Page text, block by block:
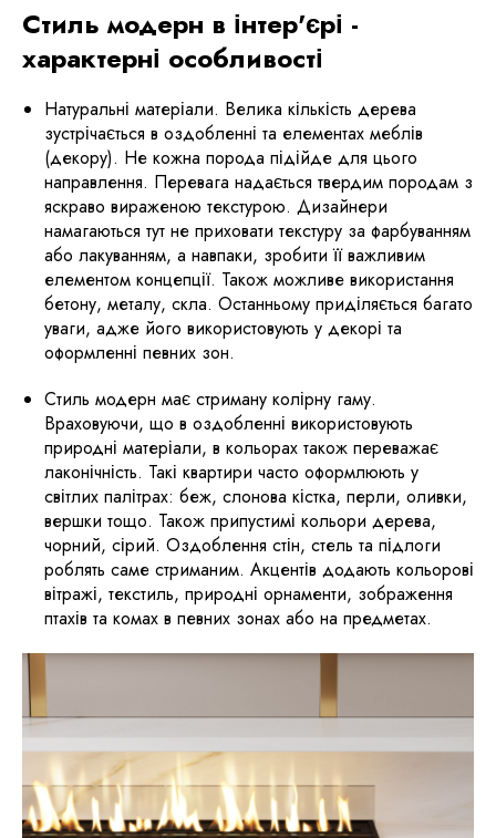
Стиль модерн в інтер'єрі -
характерні особливості
Натуральні матеріали. Велика кількість дерева
зустрічається в оздобленні та елементах меблів
(декору). Не кожна порода підійде для цього
направлення. Перевага надається твердим породам з
яскраво вираженою текстурою. Дизайнери
намагаються тут не приховати текстуру за фарбуванням
або лакуванням, а навпаки, зробити її важливим
елементом концепції. Також можливе використання
бетону, металу, скла. Останньому приділяється багато
уваги, адже його використовують у декорі та
оформленні певних зон.
Стиль модерн має стриману колірну гаму.
Враховуючи, що в оздобленні використовують
природні матеріали, в кольорах також переважає
лаконічність. Такі квартири часто оформлюють у
світлих палітрах: беж, слонова кістка, перли, оливки,
вершки тощо. Також припустимі кольори дерева,
чорний, сірий. Оздоблення стін, стель та підлоги
роблять саме стриманим. Акцентів додають кольорові
вітражі, текстиль, природні орнаменти, зображення
птахів та комах в певних зонах або на предметах.